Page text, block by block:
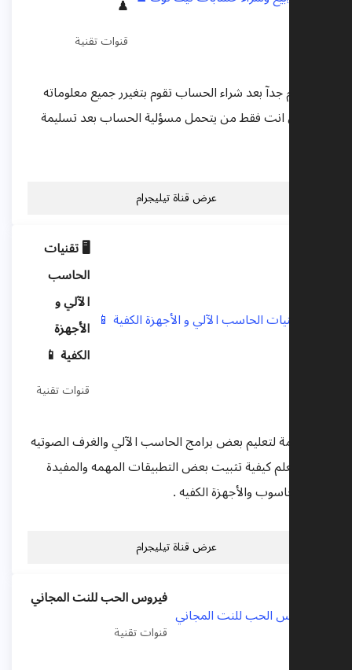
♟
قنوات تقنية
جدآ بعد شراء الحساب تقوم بتغيرر جميع معلوماته
انت فقط من يتحمل مسؤلية الحساب بعد تسليمة
عرض قناة تيليجرام
🖥 تقنيات
الأجهزة
الكفية 📱
قنوات تقنية
عامة لتعليم بعض برامج الحاسب الآلي والغرف الصوتيه
تعلم كيفية تثبيت بعض التطبيقات المهمه والمفيدة
والأجهزة الكفيه .
عرض قناة تيليجرام
فيروس الحب للنت المجاني
قنوات تقنية